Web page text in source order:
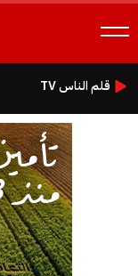
قلم الناس TV